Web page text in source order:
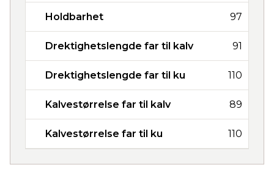
Holdbarhet 97
Drektighetslengde far til kalv 91
Drektighetslengde far til ku 110
Kalvestørrelse far til kalv 89
Kalvestørrelse far til ku 110